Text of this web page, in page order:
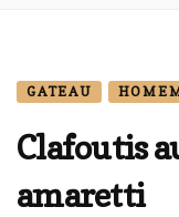
GATEAU
Clafoutis
amaretti